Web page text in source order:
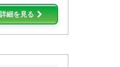
細を見る